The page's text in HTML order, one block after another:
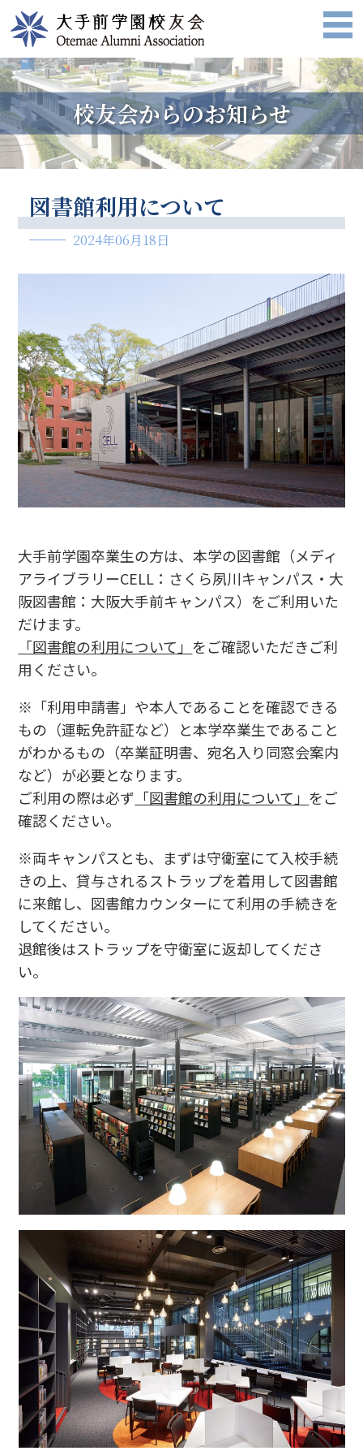
校友会からのお知らせ
図書館利用について
2024年06月18日
大手前学園卒業生の方は、本学の図書館（メディ
アライブラリーCELL：さくら夙川キャンパス・大
阪図書館：大阪大手前キャンパス）をご利用いた
だけます。
「図書館の利用について」 をご確認いただきご利
用ください。
※「利用申請書」や本人であることを確認できる
もの（運転免許証など）と本学卒業生であること
がわかるもの（卒業証明書、宛名入り同窓会案内
など）が必要となります。
ご利用の際は必ず 「図書館の利用について」 をご
確認ください。
※両キャンパスとも、まずは守衛室にて入校手続
きの上、貸与されるストラップを着用して図書館
に来館し、図書館カウンターにて利用の手続きを
してください。
退館後はストラップを守衛室に返却してくださ
い。